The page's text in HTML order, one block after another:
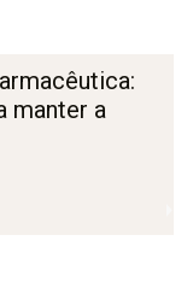
manter a